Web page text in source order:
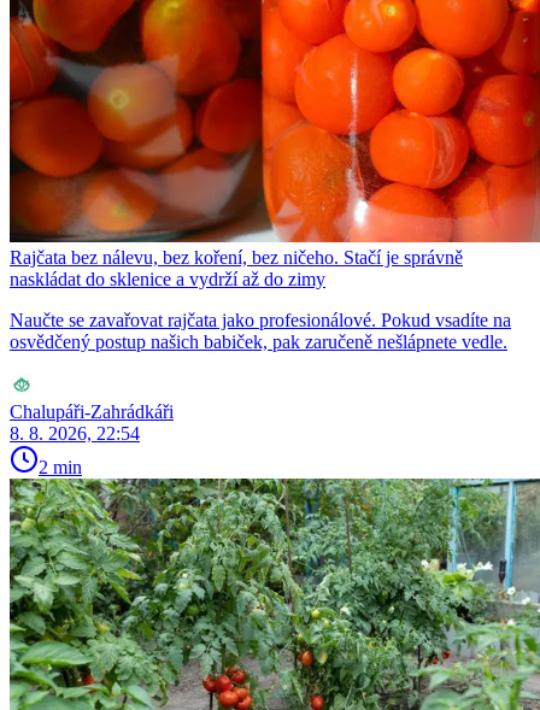
Rajčata bez nálevu, bez koření, bez ničeho. Stačí je správně
naskládat do sklenice a vydrží až do zimy
Naučte se zavařovat rajčata jako profesionálové. Pokud vsadíte na
osvědčený postup našich babiček, pak zaručeně nešlápnete vedle.
Chalupáři-Zahrádkáři
8. 8. 2026, 22:54
2 min